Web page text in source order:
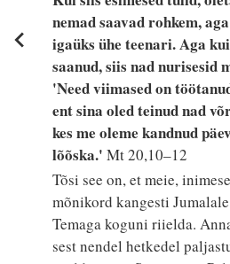
nemad saavad rohkem,
igaüks ühe teenari. Aga
saanud, siis nad nurisesid
'Need viimased on
ent sina oled teinud nad
kes me oleme kandnud
lõõska.'Mt 20,10–12
Tõsi see on, et meie,
mõnikord kangesti
Temaga koguni riielda.
sest nendel hetkedel